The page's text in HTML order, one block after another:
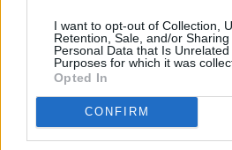
I want to opt-out of Collection,
Retention, Sale, and/or
Personal Data that Is
Purposes for which it was
Opted In
CONFIRM
Mały odprysk to wielki
Pojechałem
uratować szybę (i